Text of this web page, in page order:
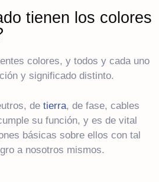
tienen los colores
colores, y todos y cada uno
y significado distinto.
de tierra, de fase, cables
su función, y es de vital
básicas sobre ellos con tal
a nosotros mismos.